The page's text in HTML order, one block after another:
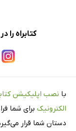
کتابراه
با نصب اپلیکیشن
الکترونیک برای شما
دستان شما قرار